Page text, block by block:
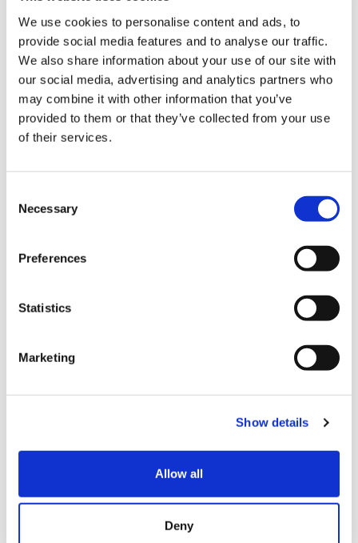
We use cookies to personalise content and ads, to
provide social media features and to analyse our traffic.
We also share information about your use of our site with
our social media, advertising and analytics partners who
may combine it with other information that you’ve
provided to them or that they’ve collected from your use
of their services.
Selection
Necessary
Preferences
Statistics
Marketing
Show details
Allow all
Deny
Was passiert, wenn ein
Teil ein Problem hat und
wie lang ist die
Garantiezeit?
zusammen
Kontaktieren Sie uns, um herauszufinden, wie wir
Geräuschreduzierung einen Mehrwert verleihen
Schallschutzlösungen